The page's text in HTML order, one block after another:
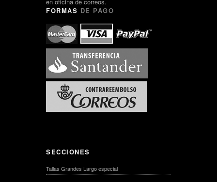
FORMAS DE PAGO
SECCIONES
Tallas Grandes Largo especial